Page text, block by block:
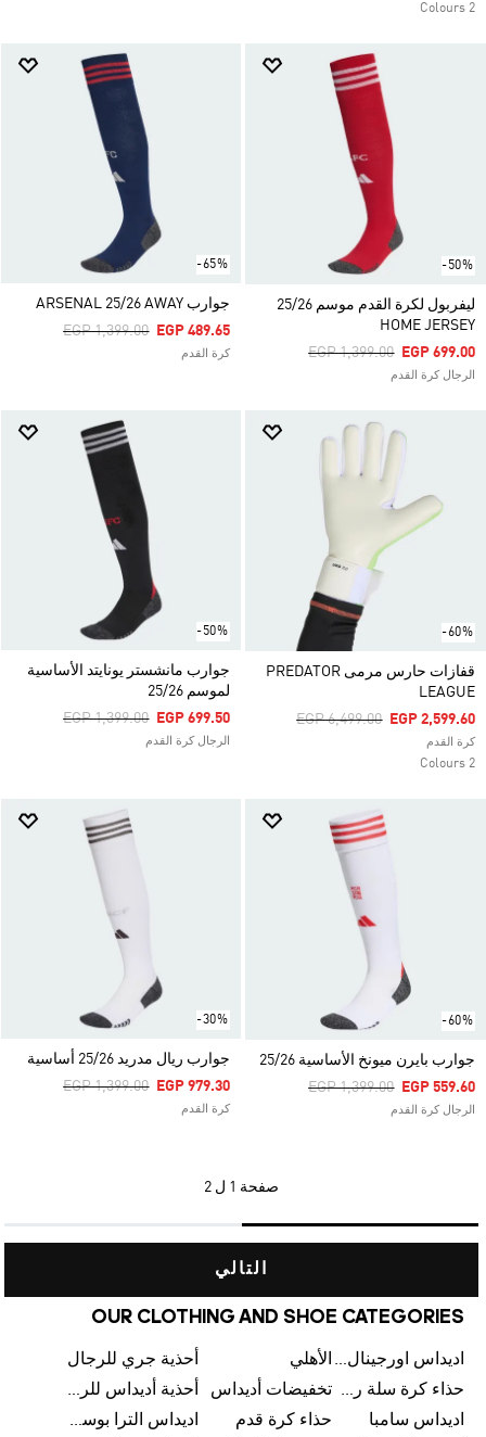
2 Colours
-50%
ليفربول لكرة القدم موسم 25/26
HOME JERSEY
Price Reduced From
EGP 1,399.00ToEGP 699.00
الرجال كرة القدم
-65%
جوارب ARSENAL 25/26 AWAY
Price Reduced From
EGP 1,399.00ToEGP 489.65
كرة القدم
-60%
قفازات حارس مرمى PREDATOR
LEAGUE
Price Reduced From
EGP 6,499.00ToEGP 2,599.60
كرة القدم
2 Colours
-50%
جوارب مانشستر يونايتد الأساسية
لموسم 25/26
Price Reduced From
EGP 1,399.00ToEGP 699.50
الرجال كرة القدم
-60%
جوارب بايرن ميونخ الأساسية 25/26
Price Reduced From
EGP 1,399.00ToEGP 559.60
الرجال كرة القدم
-30%
جوارب ريال مدريد 25/26 أساسية
Price Reduced From
EGP 1,399.00ToEGP 979.30
كرة القدم
صفحة 1 ل 2
التالي
OUR CLOTHING AND SHOE CATEGORIES
اديداس اورجينال رجالي الأهلي
أحذية جري للرجال
حذاء كرة سلة رجالي تخفيضات أديداس
أحذية أديداس للرجال
اديداس سامبا
حذاء كرة قدم
اديداس الترا بوست للرجال